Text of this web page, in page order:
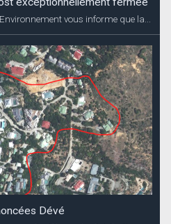
vous informe que la...
Dévé